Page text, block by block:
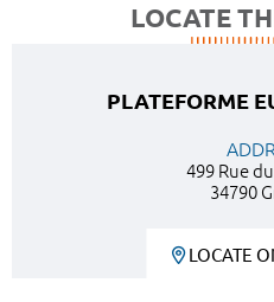
LOCATE
PLATEFORME
499 Rue
34790
LOCATE